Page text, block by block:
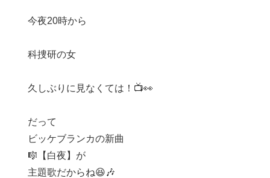
今夜20時から
科捜研の女
久しぶりに見なくては！📺👀
だって
ビッケブランカの新曲
🎼【白夜】が
主題歌だからね😆🎶